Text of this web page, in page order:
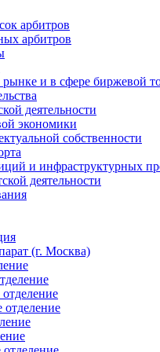
арбитров
арбитров
и в сфере биржевой
деятельности
экономики
собственности
и инфраструктурных
деятельности
(г. Москва)
отделение